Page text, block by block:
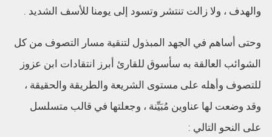
والهدف ، ولا زالت تنتشر وتسود إلى يومنا للأسف الشديد .
وحتى أساهم في الجهد المبذول لتنقية مسار التصوف من كل
الشوائب العالقة به سأسوق للقارئ أبرز انتقادات ابن عزوز
للتصوف وأهله على مستوى الشريعة والطريقة والحقيقة ،
وقد وضعت لها عناوين مُبَيِّنة ، وجعلتها في قالب متسلسل
على النحو التالي :